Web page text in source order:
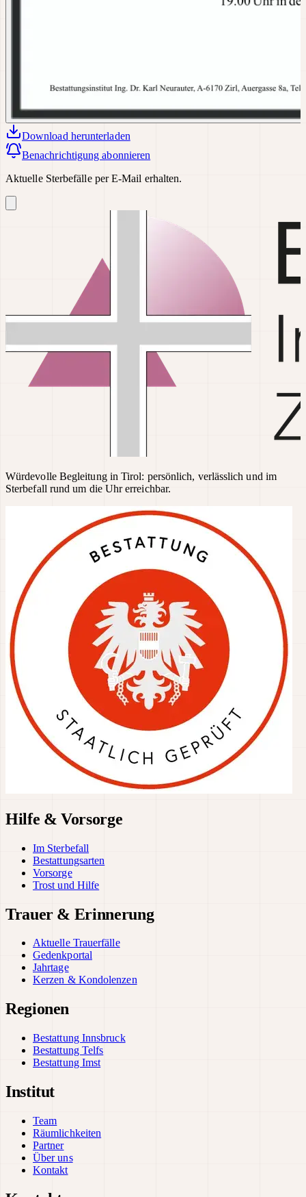
Download herunterladen
Benachrichtigung abonnieren
Aktuelle Sterbefälle per E-Mail erhalten.
Würdevolle Begleitung in Tirol: persönlich, verlässlich und im
Sterbefall rund um die Uhr erreichbar.
Hilfe & Vorsorge
Im Sterbefall
Bestattungsarten
Vorsorge
Trost und Hilfe
Trauer & Erinnerung
Aktuelle Trauerfälle
Gedenkportal
Jahrtage
Kerzen & Kondolenzen
Regionen
Bestattung Innsbruck
Bestattung Telfs
Bestattung Imst
Institut
Team
Räumlichkeiten
Partner
Über uns
Kontakt